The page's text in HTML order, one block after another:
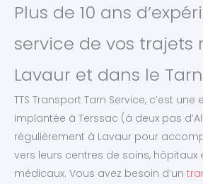
Plus de 10 ans
service de vos trajets
Lavaur et dans le Tarn
TTS Transport Tarn Service, c’est une
implantée à Terssac (à deux pas
régulièrement à Lavaur pour
vers leurs centres de soins, hôpitaux
médicaux. Vous avez besoin d’un